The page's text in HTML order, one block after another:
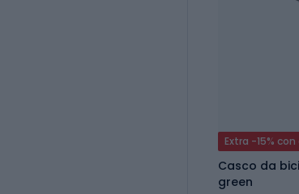
Extra -15% con
Casco da
green